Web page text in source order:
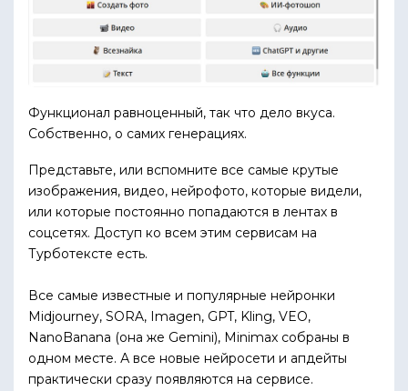
Функционал равноценный, так что дело вкуса.
Собственно, о самих генерациях.
Представьте, или вспомните все самые крутые
изображения, видео, нейрофото, которые видели,
или которые постоянно попадаются в лентах в
соцсетях. Доступ ко всем этим сервисам на
Турботексте есть.
Все самые известные и популярные нейронки
Midjourney, SORA, Imagen, GPT, Kling, VEO,
NanoBanana (она же Gemini), Minimax собраны в
одном месте. А все новые нейросети и апдейты
практически сразу появляются на сервисе.